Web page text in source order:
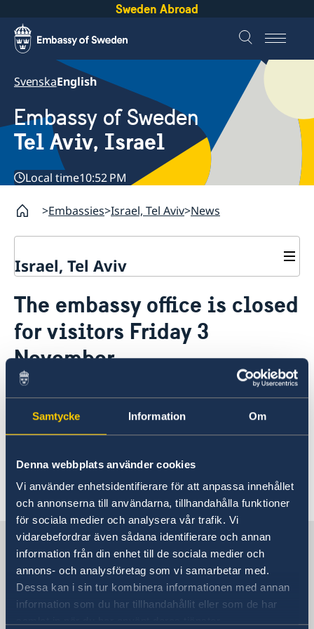
Samtycke Information Om
Denna webbplats använder cookies
Vi använder enhetsidentifierare för att anpassa innehållet
och annonserna till användarna, tillhandahålla funktioner
för sociala medier och analysera vår trafik. Vi
vidarebefordrar även sådana identifierare och annan
information från din enhet till de sociala medier och
annons- och analysföretag som vi samarbetar med.
Dessa kan i sin tur kombinera informationen med annan
information som du har tillhandahållit eller som de har
Sweden Abroad
SvenskaEnglish
Embassy of Sweden
Tel Aviv, Israel
Local time10:52 PM
Embassies Israel, Tel Aviv News
Israel, Tel Aviv
About the Embassy
Open positions
GDPR
News
The embassy office is closed
for visitors Friday 3
November
02 Nov 2023
The embassy office will be closed for
Sweden in Israel, Tel Aviv
Embassy
Visiting address